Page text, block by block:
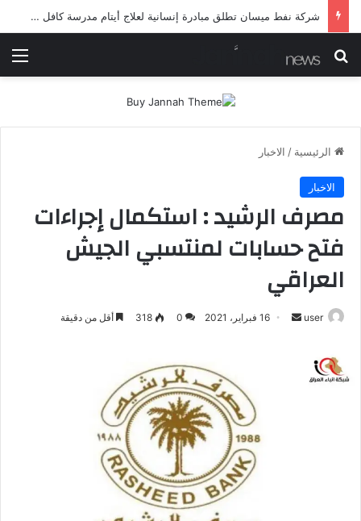
شركة نفط ميسان تطلق مبادرة إنسانية لعلاج أيتام مدرسة كافل اليتيم
بحث عن
الرئيسية / الاخبار
الاخبار
مصرف الرشيد : استكمال إجراءات
فتح حسابات لمنتسبي الجيش
العراقي
user
أرسل 16 فبراير، 2021 0
318 أقل من دقيقة